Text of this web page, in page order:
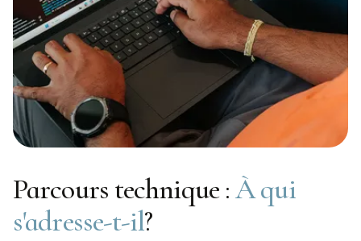
Parcours technique :À qui
s'adresse-t-il?